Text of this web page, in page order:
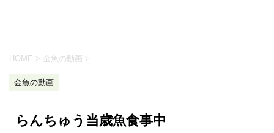
HOME > 金魚の動画 >
金魚の動画
らんちゅう当歳魚食事中